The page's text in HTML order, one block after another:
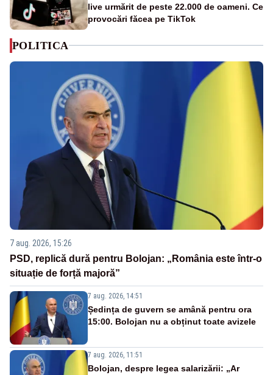
live urmărit de peste 22.000 de oameni. Ce
provocări făcea pe TikTok
POLITICA
7 aug. 2026, 15:26
PSD, replică dură pentru Bolojan: „România este într-o
situație de forță majoră”
7 aug. 2026, 14:51
Ședința de guvern se amână pentru ora
15:00. Bolojan nu a obținut toate avizele
7 aug. 2026, 11:51
Bolojan, despre legea salarizării: „Ar